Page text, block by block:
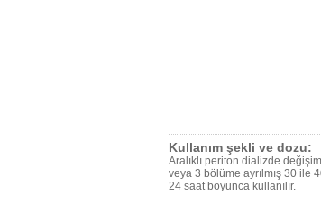
Kullanım şekli ve dozu:
Aralıklı periton dializde
veya 3 bölüme ayrılmış 30 ile
24 saat boyunca kullanılır.